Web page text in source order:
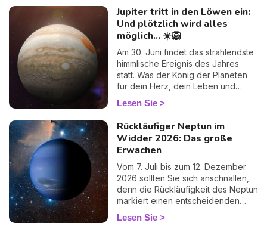
Gelegenheit bieten, den Wechsel
der Jahreszeiten, die Natur und
ihre Verwandlungen zu zelebrieren.
Der Sabbat Litha ist in der Wicca-
Tradition die perfekte Gelegenheit,
die Sonne und die Sommersaison
mit einigen Ritualen zu feiern, die
Spiritualität miteinander verbinden.
Jupiter tritt in den Löwen ein:
Und plötzlich wird alles
möglich... ☀️🦁
Am 30. Juni findet das strahlendste
himmlische Ereignis des Jahres
statt. Was der König der Planeten
für dein Herz, dein Leben und
deine kühnsten Träume vorbereitet.
Lesen Sie
Rückläufiger Neptun im
Widder 2026: Das große
Erwachen
Vom 7. Juli bis zum 12. Dezember
2026 sollten Sie sich anschnallen,
denn die Rückläufigkeit des Neptun
markiert einen entscheidenden
Wendepunkt. Schluss mit dem
Nebel, Schluss mit den Ausreden:
Lesen Sie